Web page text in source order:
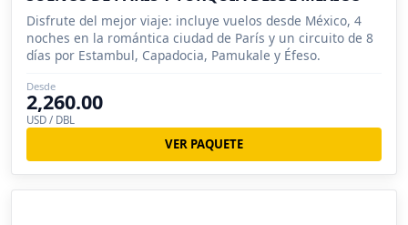
Disfrute del mejor viaje: incluye vuelos desde México, 4
noches en la romántica ciudad de París y un circuito de 8
días por Estambul, Capadocia, Pamukale y Éfeso.
Desde
2,260.00
USD / DBL
VER PAQUETE